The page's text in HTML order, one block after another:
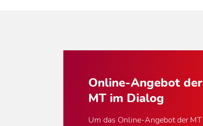
Online-Angebot der
MT im Dialog
Um das Online-Angebot der MT